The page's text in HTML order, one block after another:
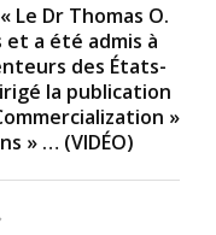
Dr Thomas O.
a été admis à
des États-
la publication
»
» … (VIDÉO)